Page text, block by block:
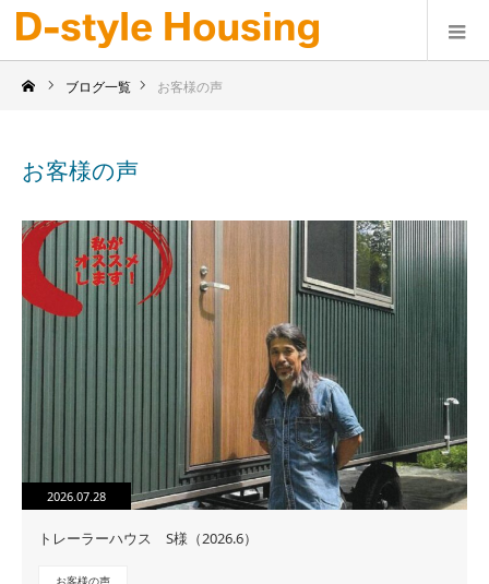
ブログ一覧 お客様の声
お客様の声
2026.07.28
トレーラーハウス S様（2026.6）
お客様の声